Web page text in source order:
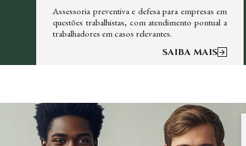
Assessoria preventiva e defesa para empresas em
questões trabalhistas, com atendimento pontual a
trabalhadores em casos relevantes.
SAIBA MAIS